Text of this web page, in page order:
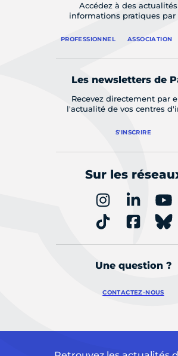
Accédez à des
informations pratiques par
PROFESSIONNEL ASSOCIATION
Les newsletters de
Recevez directement par
l'actualité de vos centres
S'INSCRIRE
Sur les
Une question ?
CONTACTEZ-NOUS